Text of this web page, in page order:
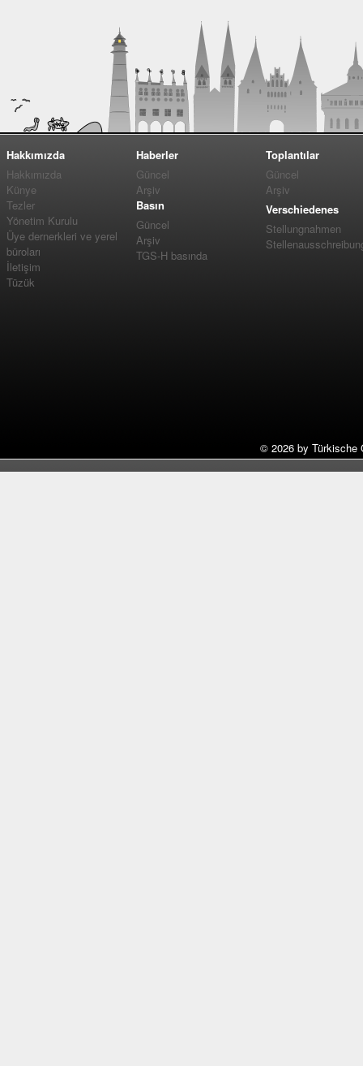
Hakkımızda
Hakkımızda
Künye
Tezler
Yönetim Kurulu
Üye dernerkleri ve yerel
büroları
İletişim
Tüzük
Haberler
Güncel
Arşiv
Basın
Güncel
Arşiv
TGS-H basında
Toplantılar
Güncel
Arşiv
Verschiedenes
Stellungnahmen
© 2026 by Türkische